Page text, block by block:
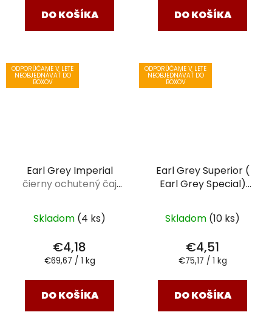
DO KOŠÍKA DO KOŠÍKA
ODPORÚČAME V LETE
NEOBJEDNÁVAŤ DO
BOXOV
Earl Grey Imperial
čierny ochutený čaj
Skladom (4 ks)
€4,18
Jednotková
€69,67 / 1 kg
DO KOŠÍKA
ODPORÚČAME V LETE
NEOBJEDNÁVAŤ DO
BOXOV
Earl Grey Superior (
Earl Grey Special)
60 g
Skladom (10 ks)
€4,51
Jednotková
€75,17 / 1 kg
DO KOŠÍKA